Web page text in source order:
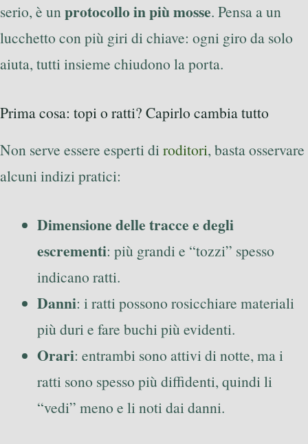
serio, è unprotocollo in più mosse. Pensa a un
lucchetto con più giri di chiave: ogni giro da solo
aiuta, tutti insieme chiudono la porta.
Prima cosa: topi o ratti? Capirlo cambia tutto
Non serve essere esperti diroditori, basta osservare
alcuni indizi pratici:
Dimensione delle tracce e degli
escrementi: più grandi e “tozzi” spesso
indicano ratti.
Danni: i ratti possono rosicchiare materiali
più duri e fare buchi più evidenti.
Orari: entrambi sono attivi di notte, ma i
ratti sono spesso più diffidenti, quindi li
“vedi” meno e li noti dai danni.